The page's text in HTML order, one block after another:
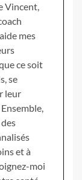
Vincent,
mes
ce soit
se
leur
et à
moi